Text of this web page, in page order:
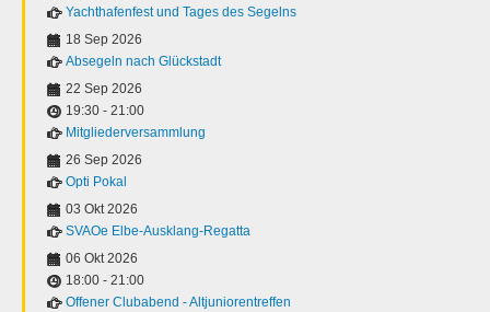
Yachthafenfest und Tages des Segelns
18 Sep 2026
Absegeln nach Glückstadt
22 Sep 2026
19:30 - 21:00
Mitgliederversammlung
26 Sep 2026
Opti Pokal
03 Okt 2026
SVAOe Elbe-Ausklang-Regatta
06 Okt 2026
18:00 - 21:00
Offener Clubabend - Altjuniorentreffen